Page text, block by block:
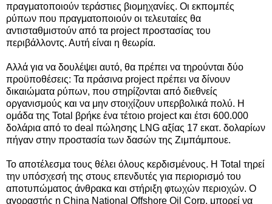
πραγματοποιούν τεράστιες βιομηχανίες. Οι εκπομπές
ρύπων που πραγματοποιούν οι τελευταίες θα
αντισταθμιστούν από τα project προστασίας του
περιβάλλοντς. Αυτή είναι η θεωρία.
Αλλά για να δουλέψει αυτό, θα πρέπει να τηρούνται δύο
προϋποθέσεις: Τα πράσινα project πρέπει να δίνουν
δικαιώματα ρύπων, που στηρίζονται από διεθνείς
οργανισμούς και να μην στοιχίζουν υπερβολικά πολύ. Η
ομάδα της Total βρήκε ένα τέτοιο project και έτσι 600.000
δολάρια από το deal πώλησης LNG αξίας 17 εκατ. δολαρίων
πήγαν στην προστασία των δασών της Ζιμπάμπουε.
Το αποτέλεσμα τους θέλει όλους κερδισμένους. Η Total τηρεί
την υπόσχεσή της στους επενδυτές για περιορισμό του
αποτυπώματος άνθρακα και στήριξη φτωχών περιοχών. Ο
αγοραστής η China National Offshore Oil Corp. μπορεί να